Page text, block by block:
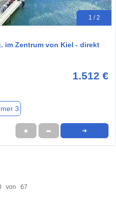
1 / 2
im Zentrum von Kiel - direkt
1.512 €
3
★ ➦ ➜
von 67